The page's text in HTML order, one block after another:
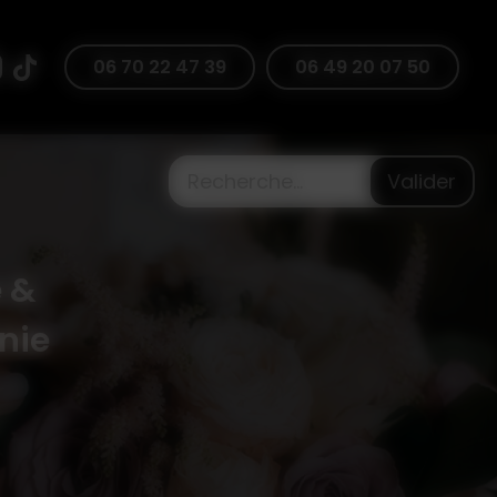
06 70 22 47 39 06 49 20 07 50
Valider